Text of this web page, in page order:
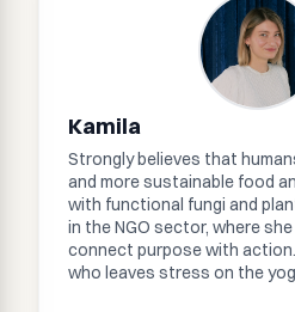
Kamila
Strongly believes that
and more sustainable food
with functional fungi and
in the NGO sector, where
connect purpose with
who leaves stress on the